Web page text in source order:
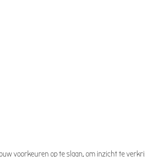
voorkeuren op te slaan, om inzicht te